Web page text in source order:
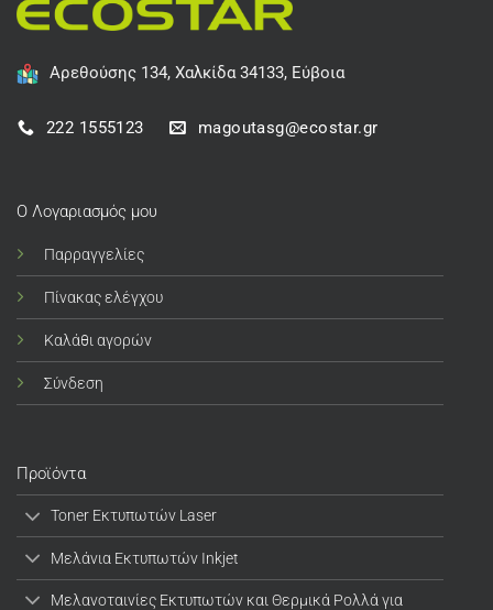
Αρεθούσης 134, Χαλκίδα 34133, Εύβοια
222 1555123 magoutasg@ecostar.gr
Ο Λογαριασμός μου
Παρραγγελίες
Πίνακας ελέγχου
Καλάθι αγορών
Σύνδεση
Προϊόντα
Toner Εκτυπωτών Laser
Μελάνια Εκτυπωτών Inkjet
Μελανοταινίες Εκτυπωτών και Θερμικά Ρολλά για